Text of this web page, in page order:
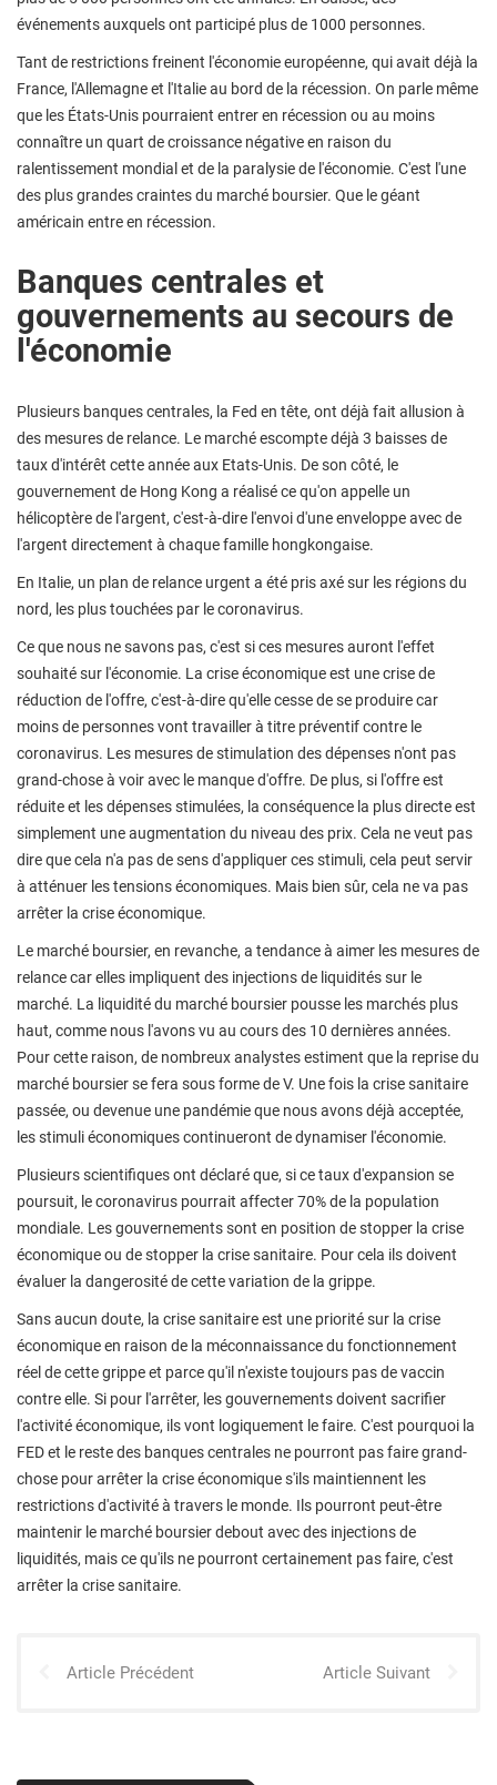
événements auxquels ont participé plus de 1000 personnes.
Tant de restrictions freinent l'économie européenne, qui avait déjà la
France, l'Allemagne et l'Italie au bord de la récession. On parle même
que les États-Unis pourraient entrer en récession ou au moins
connaître un quart de croissance négative en raison du
ralentissement mondial et de la paralysie de l'économie. C'est l'une
des plus grandes craintes du marché boursier. Que le géant
américain entre en récession.
Banques centrales et
gouvernements au secours de
l'économie
Plusieurs banques centrales, la Fed en tête, ont déjà fait allusion à
des mesures de relance. Le marché escompte déjà 3 baisses de
taux d'intérêt cette année aux Etats-Unis. De son côté, le
gouvernement de Hong Kong a réalisé ce qu'on appelle un
hélicoptère de l'argent, c'est-à-dire l'envoi d'une enveloppe avec de
l'argent directement à chaque famille hongkongaise.
En Italie, un plan de relance urgent a été pris axé sur les régions du
nord, les plus touchées par le coronavirus.
Ce que nous ne savons pas, c'est si ces mesures auront l'effet
souhaité sur l'économie. La crise économique est une crise de
réduction de l'offre, c'est-à-dire qu'elle cesse de se produire car
moins de personnes vont travailler à titre préventif contre le
coronavirus. Les mesures de stimulation des dépenses n'ont pas
grand-chose à voir avec le manque d'offre. De plus, si l'offre est
réduite et les dépenses stimulées, la conséquence la plus directe est
simplement une augmentation du niveau des prix. Cela ne veut pas
dire que cela n'a pas de sens d'appliquer ces stimuli, cela peut servir
à atténuer les tensions économiques. Mais bien sûr, cela ne va pas
arrêter la crise économique.
Le marché boursier, en revanche, a tendance à aimer les mesures de
relance car elles impliquent des injections de liquidités sur le
marché. La liquidité du marché boursier pousse les marchés plus
haut, comme nous l'avons vu au cours des 10 dernières années.
Pour cette raison, de nombreux analystes estiment que la reprise du
marché boursier se fera sous forme de V. Une fois la crise sanitaire
passée, ou devenue une pandémie que nous avons déjà acceptée,
les stimuli économiques continueront de dynamiser l'économie.
Plusieurs scientifiques ont déclaré que, si ce taux d'expansion se
poursuit, le coronavirus pourrait affecter 70% de la population
mondiale. Les gouvernements sont en position de stopper la crise
économique ou de stopper la crise sanitaire. Pour cela ils doivent
évaluer la dangerosité de cette variation de la grippe.
Sans aucun doute, la crise sanitaire est une priorité sur la crise
économique en raison de la méconnaissance du fonctionnement
réel de cette grippe et parce qu'il n'existe toujours pas de vaccin
contre elle. Si pour l'arrêter, les gouvernements doivent sacrifier
l'activité économique, ils vont logiquement le faire. C'est pourquoi la
FED et le reste des banques centrales ne pourront pas faire grand-
chose pour arrêter la crise économique s'ils maintiennent les
restrictions d'activité à travers le monde. Ils pourront peut-être
maintenir le marché boursier debout avec des injections de
liquidités, mais ce qu'ils ne pourront certainement pas faire, c'est
arrêter la crise sanitaire.
Article Précédent Article Suivant